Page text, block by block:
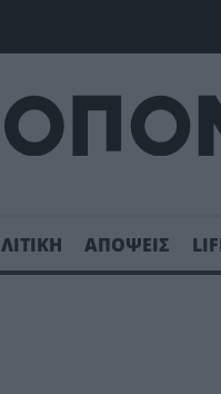
ΑΠΟΨΕΙΣ